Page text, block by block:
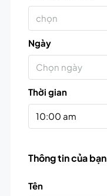
chọn
Ngày
Chọn ngày
Thời gian
10:00 am
Thông tin của bạn
Tên